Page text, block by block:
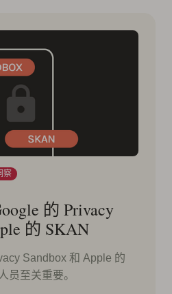
察
的 Privacy
的 SKAN
Sandbox 和 Apple 的
员至关重要。